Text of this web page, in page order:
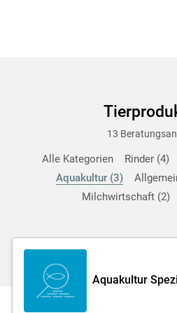
13
Alle Kategorien Rinder 4
Aquakultur 3
Milchwirtschaft 2
Aquakultur